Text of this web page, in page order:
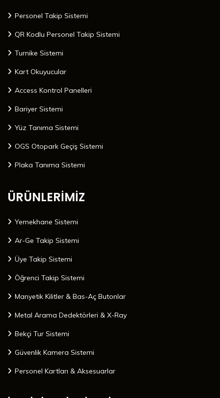
Personel Takip Sistemi
QR Kodlu Personel Takip Sistemi
Turnike Sistemi
Kart Okuyucular
Access Kontrol Panelleri
Bariyer Sistemi
Yüz Tanıma Sistemi
OGS Otopark Geçiş Sistemi
Plaka Tanıma Sistemi
ÜRÜNLERİMİZ
Yemekhane Sistemi
Ar-Ge Takip Sistemi
Üye Takip Sistemi
Öğrenci Takip Sistemi
Manyetik Kilitler & Bas-Aç Butonlar
Metal Arama Dedektörleri & X-Ray
Bekçi Tur Sistemi
Güvenlik Kamera Sistemi
Personel Kartları & Aksesuarlar